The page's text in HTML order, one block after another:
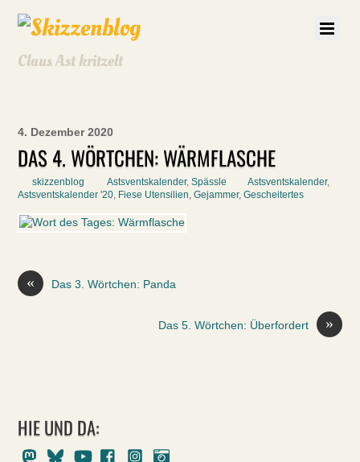
Claus Ast kritzelt
4. Dezember 2020
DAS 4. WÖRTCHEN: WÄRMFLASCHE
skizzenblog Astsventskalender,Spässle Astsventskalender,
Astsventskalender '20, Fiese Utensilien,Gejammer,Gescheitertes
« Das 3. Wörtchen: Panda
»
Das 5. Wörtchen: Überfordert
HIE UND DA:
MastodonBlueskyYoutubeFacebookInstagram